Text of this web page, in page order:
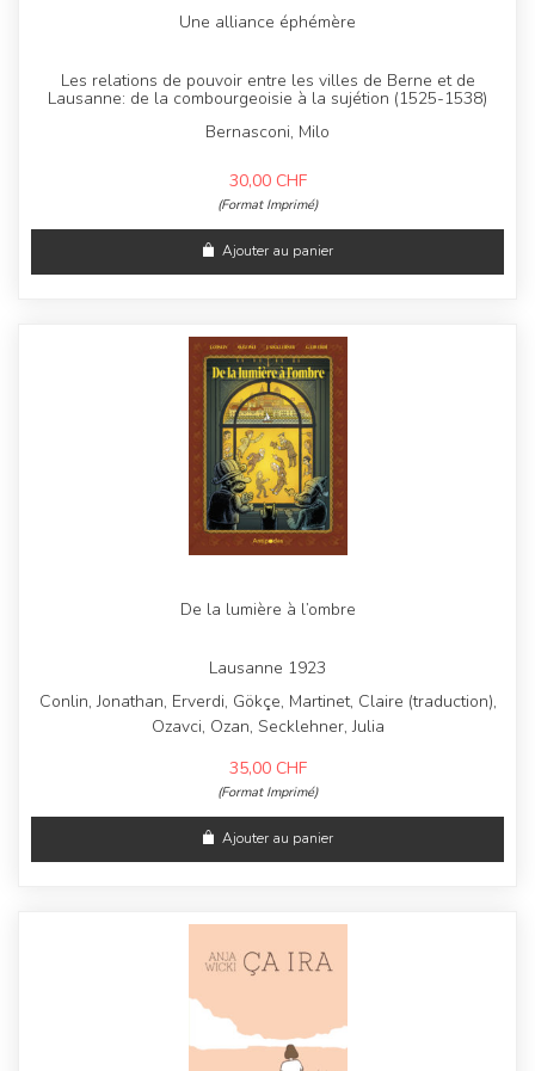
Une alliance éphémère
Les relations de pouvoir entre les villes de Berne et de
Lausanne: de la combourgeoisie à la sujétion (1525-1538)
Bernasconi, Milo
30,00 CHF
(Format Imprimé)
Ajouter au panier
De la lumière à l’ombre
Lausanne 1923
Conlin, Jonathan, Erverdi, Gökçe, Martinet, Claire (traduction),
Ozavci, Ozan, Secklehner, Julia
35,00 CHF
(Format Imprimé)
Ajouter au panier